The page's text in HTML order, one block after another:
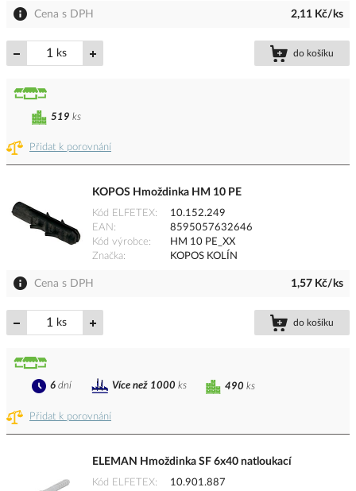
Cena s DPH 2,11 Kč/ks
ks do košíku
Přidat k porovnání
519 ks
KOPOS Hmoždinka HM 10 PE
Kód ELFETEX
10.152.249
EAN
8595057632646
Kód výrobce
HM 10 PE_XX
Značka
KOPOS KOLÍN
Cena s DPH 1,57 Kč/ks
ks do košíku
Přidat k porovnání
490 ks
6 dní Více než 1000 ks
ELEMAN Hmoždinka SF 6x40 natloukací
Kód ELFETEX
10.901.887